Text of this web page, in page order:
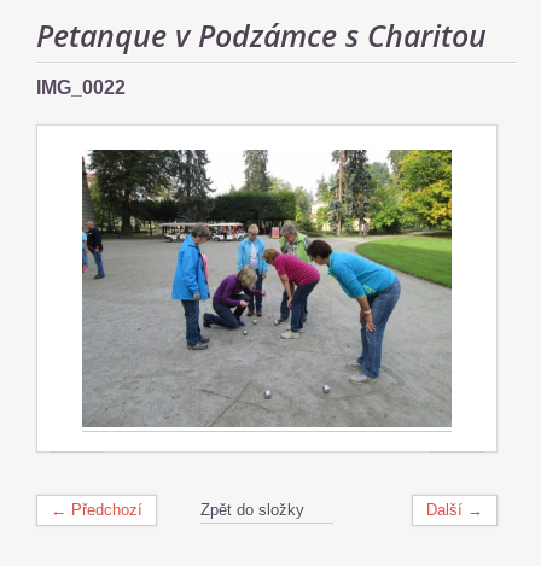
Petanque v Podzámce s Charitou
IMG_0022
← Předchozí Další →
Zpět do složky